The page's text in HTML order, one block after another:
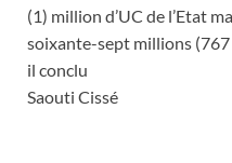
(1) million d’UC de l’Etat
soixante-sept millions
il conclu
Saouti Cissé